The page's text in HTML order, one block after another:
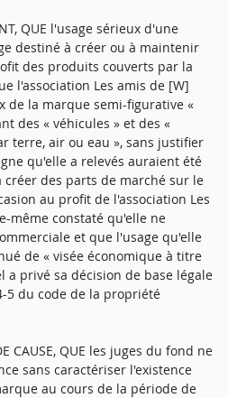
QUE l'usage sérieux d'une
destiné à créer ou à maintenir
des produits couverts par la
l'association Les amis de [W]
de la marque semi-figurative «
des « véhicules » et des «
terre, air ou eau », sans justifier
qu'elle a relevés auraient été
des parts de marché sur le
au profit de l'association Les
même constaté qu'elle ne
et que l'usage qu'elle
de « visée économique à titre
a privé sa décision de base légale
5 du code de la propriété
CAUSE, QUE les juges du fond ne
sans caractériser l'existence
au cours de la période de